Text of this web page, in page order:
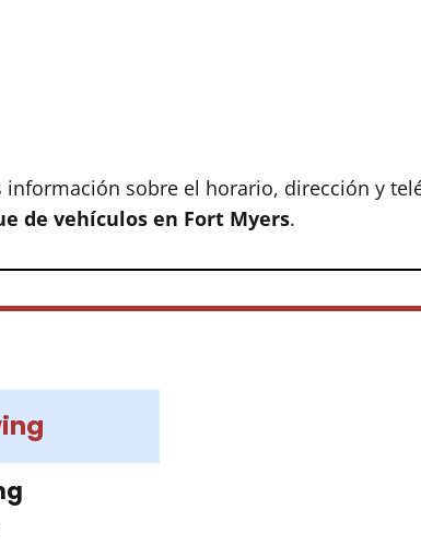
sobre el horario, dirección y
de vehículos en Fort Myers.